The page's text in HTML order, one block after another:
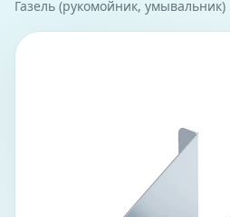
Газель (рукомойник, умывальник)